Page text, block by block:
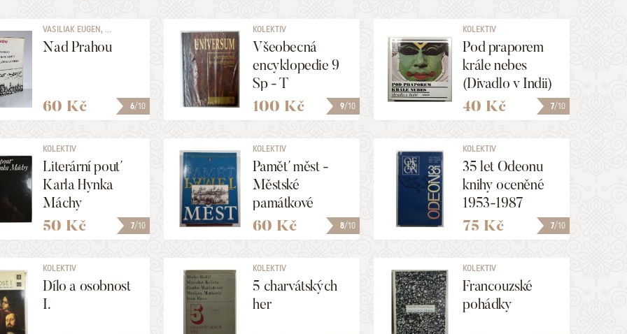
6/10
VASILIAK EUGEN, ...
Nad Prahou
60 Kč 9/10
KOLEKTIV
Všeobecná
encyklopedie 9
Sp - T
100 Kč 7/10
KOLEKTIV
Pod praporem
krále nebes
(Divadlo v Indii)
40 Kč
7/10
KOLEKTIV
Literární pouť
Karla Hynka
Máchy
50 Kč 8/10
KOLEKTIV
Paměť měst -
Městské
památkové
rezervace v
českých zemích
60 Kč 7/10
KOLEKTIV
35 let Odeonu
knihy oceněné
1953-1987
75 Kč
KOLEKTIV
Dílo a osobnost
I.
KOLEKTIV
5 charvátských
her
KOLEKTIV
Francouzské
pohádky